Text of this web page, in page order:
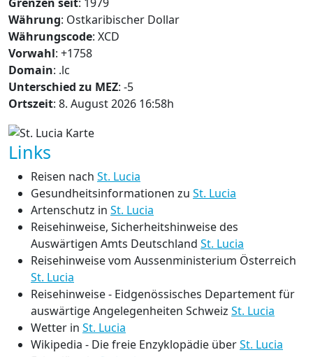
Währung: Ostkaribischer Dollar
Währungscode: XCD
Vorwahl: +1758
Domain: .lc
Unterschied zu MEZ: -5
Ortszeit: 8. August 2026 16:58h
Links
Reisen nach St. Lucia
Gesundheitsinformationen zu St. Lucia
Artenschutz in St. Lucia
Reisehinweise, Sicherheitshinweise des
Auswärtigen Amts Deutschland St. Lucia
Reisehinweise vom Aussenministerium Österreich
St. Lucia
Reisehinweise - Eidgenössisches Departement für
auswärtige Angelegenheiten Schweiz St. Lucia
Wetter in St. Lucia
Wikipedia - Die freie Enzyklopädie überSt. Lucia